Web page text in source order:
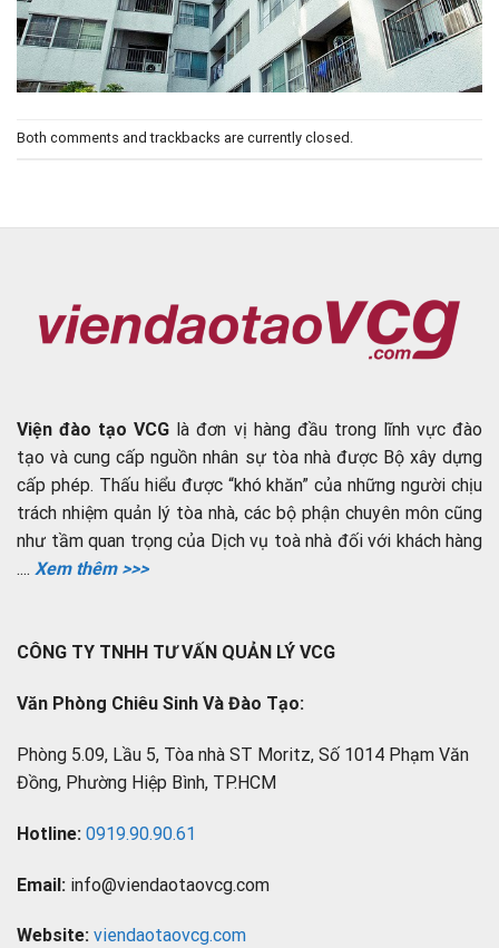
Both comments and trackbacks are currently closed.
Viện đào tạo VCG là đơn vị hàng đầu trong lĩnh vực đào
tạo và cung cấp nguồn nhân sự tòa nhà được Bộ xây dựng
cấp phép. Thấu hiểu được “khó khăn” của những người chịu
trách nhiệm quản lý tòa nhà, các bộ phận chuyên môn cũng
như tầm quan trọng của Dịch vụ toà nhà đối với khách hàng
.... Xem thêm >>>
CÔNG TY TNHH TƯ VẤN QUẢN LÝ VCG
Văn Phòng Chiêu Sinh Và Đào Tạo:
Phòng 5.09, Lầu 5, Tòa nhà ST Moritz, Số 1014 Phạm Văn
Đồng, Phường Hiệp Bình, TP.HCM
Hotline: 0919.90.90.61
Email: info@viendaotaovcg.com
Website: viendaotaovcg.com